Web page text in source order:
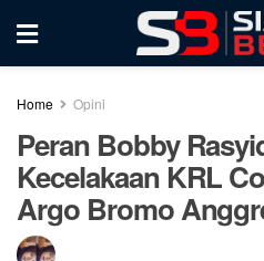
Home Opini
Peran Bobby
Kecelakaan KRL
Argo Bromo